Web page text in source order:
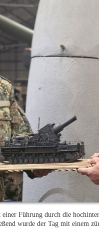
Führung durch die
wurde der Tag mit einem